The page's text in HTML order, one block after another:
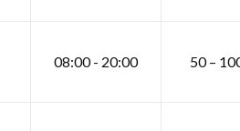
08:00 - 20:00 50 –